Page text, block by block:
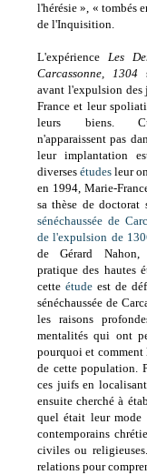
l'hérésie », « tombés
de l'Inquisition.
L'expérienceLes
Carcassonne, 1304
avant l'expulsion des
France et leur
leurs biens.
n'apparaissent pas
leur implantation
diversesétudes leur
en 1994, Marie-
sa thèse de doctorat
sénéchaussée de
de l'expulsion de
de Gérard
pratique des hautes
cette étude est de
sénéchaussée de
les raisons
mentalités qui ont
pourquoi et
de cette population.
ces juifs en
ensuite cherché à
quel était leur mode
contemporains
civiles ou
relations pour